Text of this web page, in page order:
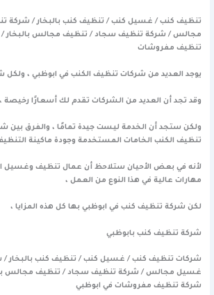
تنظيف كنب / غسيل كنب / تنظيف كنب بالبخار /
مجالس / شركة تنظيف سجاد / تنظيف مجالس بالبخار
تنظيف مفروشات
يوجد العديد من شركات تنظيف الكنب في ابوظبي ،
وقد تجد أن العديد من الشركات تقدم لك أسعارًا رخيصة ،
ولكن ستجد أن الخدمة ليست جيدة تمامًا ، والفرق بين
تنظيف الكنب الخامات المستخدمة وجودة ماكينة
لأنه في بعض الأحيان ستلاحظ أن عمال تنظيف وغسيل
مهارات عالية في هذا النوع من العمل ،
لكن شركة تنظيف كنب في ابوظبي بها كل هذه المزايا ،
شركة تنظيف كنب بابوظبي
شركات تنظيف كنب / غسيل كنب / تنظيف كنب بالبخار
غسيل مجالس / شركة تنظيف سجاد / تنظيف مجالس
شركة تنظيف مفروشات في ابوظبي